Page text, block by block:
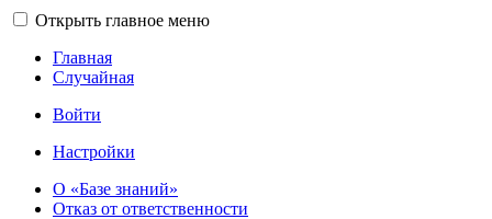
Открыть главное меню
Главная
Случайная
Войти
Настройки
О «Базе знаний»
Отказ от ответственности